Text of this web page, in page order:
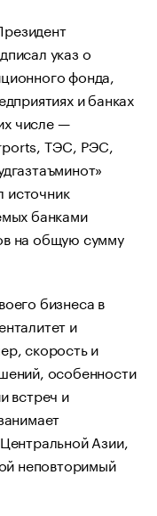
указ о
фонда,
и банках
числе —
ТЭС, РЭС,
источник
банками
на общую сумму
бизнеса в
и
скорость и
особенности
встреч и
Азии,
неповторимый